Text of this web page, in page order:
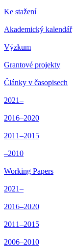
Ke stažení
Akademický kalendář
Výzkum
Grantové projekty
Články v časopisech
2021–
2016–2020
2011–2015
–2010
Working Papers
2021–
2016–2020
2011–2015
2006–2010